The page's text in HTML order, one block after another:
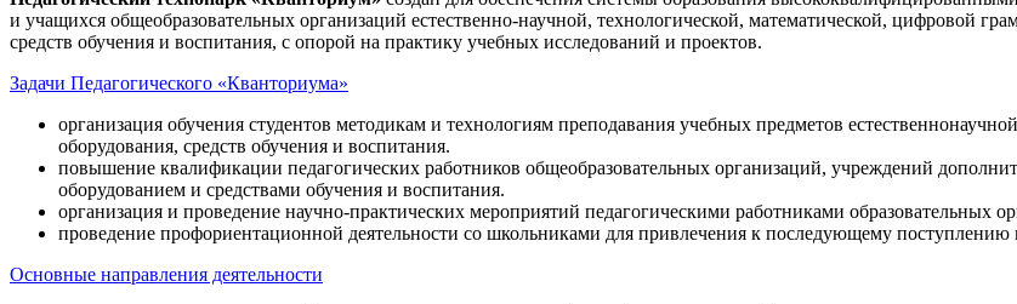
и учащихся общеобразовательных организаций естественно-научной, технологической, математической, цифровой
средств обучения и воспитания, с опорой на практику учебных исследований и проектов.
Задачи Педагогического «Кванториума»
организация обучения студентов методикам и технологиям преподавания учебных предметов
оборудования, средств обучения и воспитания.
повышение квалификации педагогических работников общеобразовательных организаций, учреждений
оборудованием и средствами обучения и воспитания.
организация и проведение научно-практических мероприятий педагогическими работниками образовательных
проведение профориентационной деятельности со школьниками для привлечения к последующему поступлению
Основные направления деятельности